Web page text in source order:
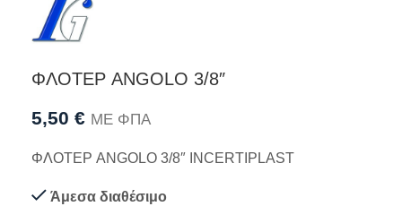
ΦΛΟΤΕΡ ANGOLO 3/8″
5,50 € ΜΕ ΦΠΑ
ΦΛΟΤΕΡ ANGOLO 3/8″ INCERTIPLAST
Άμεσα διαθέσιμο